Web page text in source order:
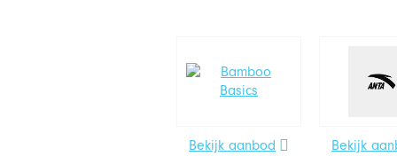
Bekijk aanbod Bekijk